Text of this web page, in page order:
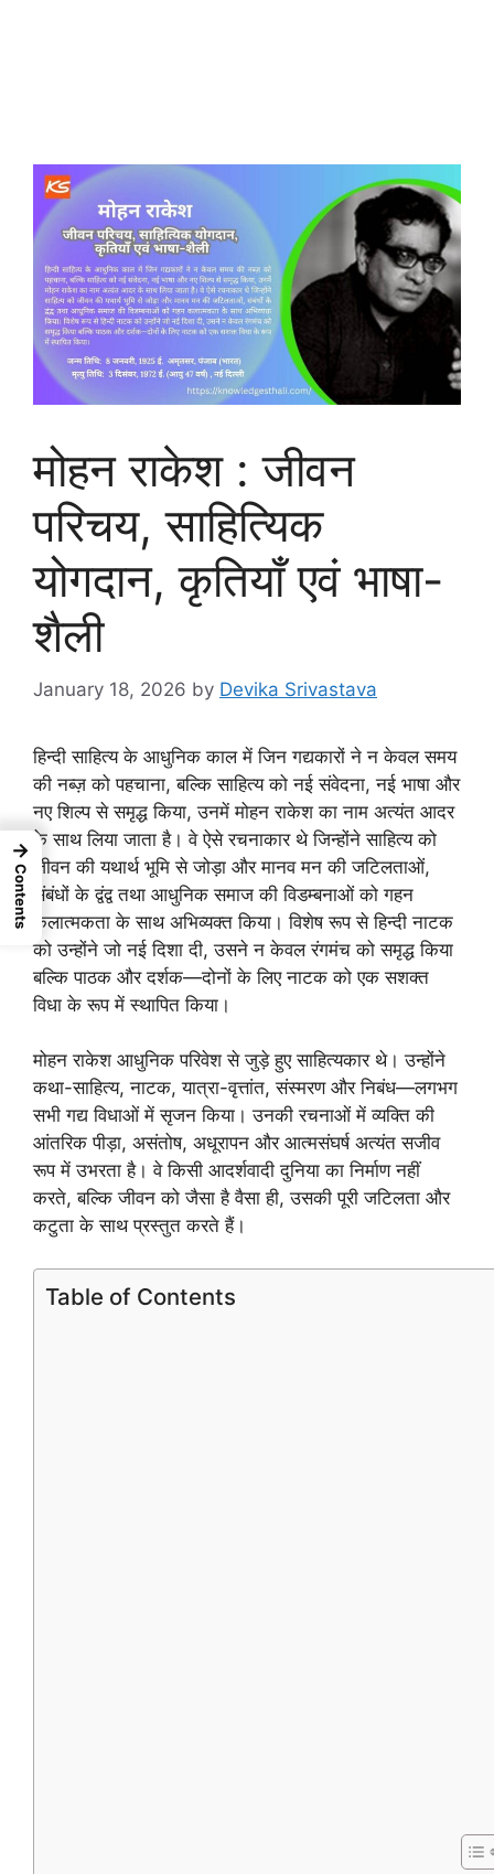
मोहन राकेश : जीवन
परिचय, साहित्यिक
योगदान, कृतियाँ एवं भाषा-
शैली
January 18, 2026 by Devika Srivastava
हिन्दी साहित्य के आधुनिक काल में जिन गद्यकारों ने न केवल समय
की नब्ज़ को पहचाना, बल्कि साहित्य को नई संवेदना, नई भाषा और
नए शिल्प से समृद्ध किया, उनमें मोहन राकेश का नाम अत्यंत आदर
के साथ लिया जाता है। वे ऐसे रचनाकार थे जिन्होंने साहित्य को
जीवन की यथार्थ भूमि से जोड़ा और मानव मन की जटिलताओं,
संबंधों के द्वंद्व तथा आधुनिक समाज की विडम्बनाओं को गहन
कलात्मकता के साथ अभिव्यक्त किया। विशेष रूप से हिन्दी नाटक
को उन्होंने जो नई दिशा दी, उसने न केवल रंगमंच को समृद्ध किया
बल्कि पाठक और दर्शक—दोनों के लिए नाटक को एक सशक्त
विधा के रूप में स्थापित किया।
मोहन राकेश आधुनिक परिवेश से जुड़े हुए साहित्यकार थे। उन्होंने
कथा-साहित्य, नाटक, यात्रा-वृत्तांत, संस्मरण और निबंध—लगभग
सभी गद्य विधाओं में सृजन किया। उनकी रचनाओं में व्यक्ति की
आंतरिक पीड़ा, असंतोष, अधूरापन और आत्मसंघर्ष अत्यंत सजीव
रूप में उभरता है। वे किसी आदर्शवादी दुनिया का निर्माण नहीं
करते, बल्कि जीवन को जैसा है वैसा ही, उसकी पूरी जटिलता और
कटुता के साथ प्रस्तुत करते हैं।
Table of Contents
→
Contents